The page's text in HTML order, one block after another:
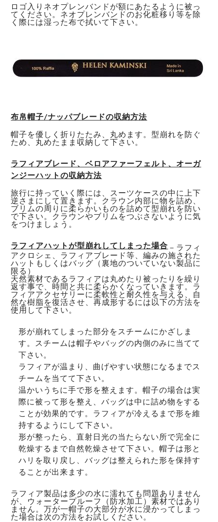
ロゴ入りネオプレンバンドが額にあたるように被っ
てください。 ネオプレンバンドのお化粧移り等を除
く際には湿った布で拭いて下さい。
布帛帽子/ナッパブレードの収納方法
帽子を優しく折りたたみ、丸めます。型崩れを防ぐ
ため、丸めたまま収納して下さい。
ラフィアブレード、ベロアファーフェルト、オーガ
ンジーハットの収納方法
旅行に持っていく際には、スーツケースの中に上下
逆さまにして置きます。クラウン内部に物を詰め、
ブリムの周りに柔らかいものを詰めて型崩れを防い
で下さい。クラウンやブリムをつぶさないように気
をつけましょう。
ラフィアハットが型崩れしてしまった場合－ラフィ
アクロシェ、ラフィアブレード等、編みの施された
ハットもしくはバッグ（裏地のついていない製品に
限る）
天然素材であるラフィアは丸めたり被ったりを繰り
返す事で、時間と共に柔らかくなっていきます。ラ
フィアアクセサリーに柔軟性と耐久性を与える、自
然な樹脂を復活させ、再成形するには以下の方法を
使用して下さい。
形が崩れてしまった部分をスチームにかざしま
す。スチームは帽子やバッグの内側のみに当てて
下さい。
ラフィアが温まり、曲げやすい状態になるまでス
チームを当てて下さい。
温かいうちに手で形を整えます。帽子の場合は実
際に被って形を整え、バッグは中に詰め物をする
ことが効果的です。ラフィアが冷えるまで形を維
持するようにして下さい。
形が整ったら、直射日光の当たらない所で完全に
乾燥するまで自然乾燥させて下さい。帽子は形と
ハリを取り戻し、バッグは整えられた形を保持す
ることが出来ます。
ラフィア製品は多少の水に濡れても問題ありません
が、ウォータープルーフ（防水加工）素材ではあり
ません。万が一帽子の大部分が水に浸かってしまっ
た場合は次の方法をお試しください。